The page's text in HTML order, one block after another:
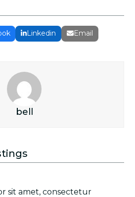
Linkedin Email
bell
sit amet, consectetur